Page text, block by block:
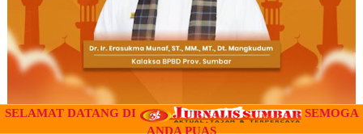
SELAMAT DATANG DI
SEMOGA
ANDA PUAS